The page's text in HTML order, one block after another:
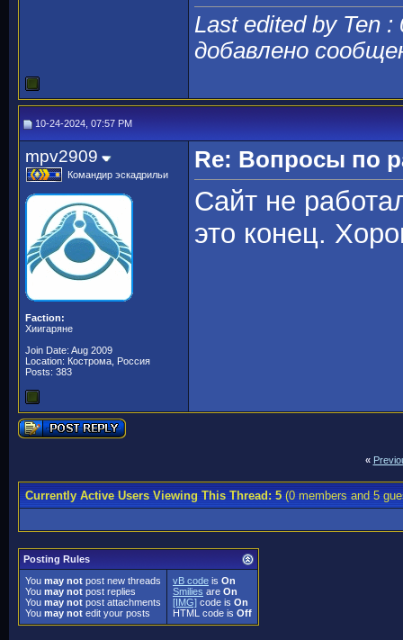
Last edited by Ten
добавлено
10-24-2024, 07:57 PM
mpv2909
Командир эскадрильи
Faction:
Хиигаряне
Join Date: Aug 2009
Location: Кострома, Россия
Posts: 383
Re: Вопросы по
Сайт не
это конец.
«
Currently Active Users Viewing This Thread: 5(0 members and 5
Posting Rules
You may not post new threads
You may not post replies
You may not post attachments
You may not edit your posts
vB code is On
Smilies are On
[IMG] code is On
HTML code is Off